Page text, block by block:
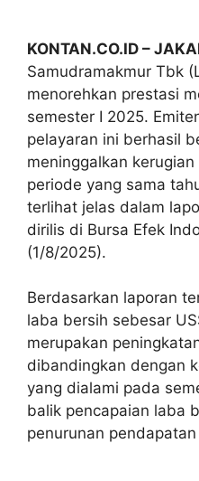
KONTAN.CO.ID –
Samudramakmur Tbk
menorehkan prestasi
semester I 2025.
pelayaran ini berhasil
meninggalkan
periode yang sama
terlihat jelas dalam
dirilis di Bursa Efek
(1/8/2025).
Berdasarkan laporan
laba bersih sebesar
merupakan
dibandingkan dengan
yang dialami pada
balik pencapaian laba
penurunan